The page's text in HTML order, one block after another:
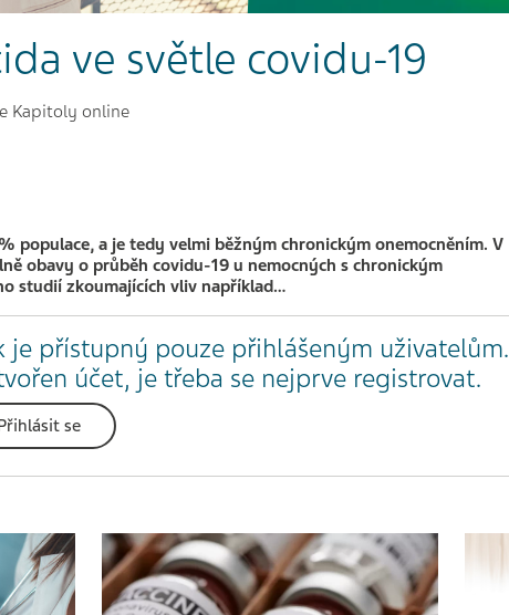
ve světle covidu-19
Kapitoly online
populace, a je tedy velmi běžným chronickým onemocněním. V
obavy o průběh covidu-19 u nemocných s chronickým
studií zkoumajících vliv například…
je přístupný pouze přihlášeným uživatelům.
účet, je třeba se nejprve registrovat.
se